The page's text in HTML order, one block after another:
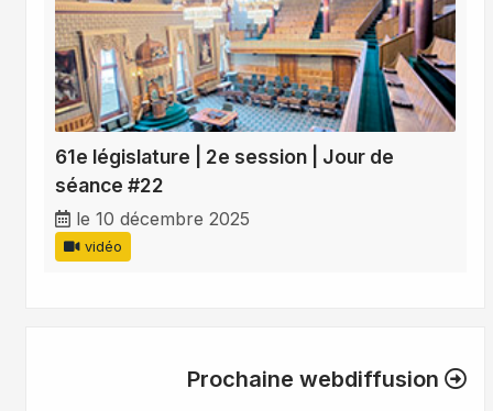
61e législature | 2e session | Jour de
séance #22
le 10 décembre 2025
vidéo
Prochaine webdiffusion